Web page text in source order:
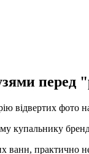
перед
відвертих фото
купальнику
практично